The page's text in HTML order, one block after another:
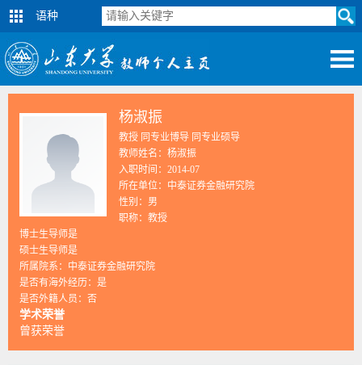
语种
杨淑振
教授 同专业博导 同专业硕导
教师姓名：杨淑振
入职时间：2014-07
所在单位：中泰证券金融研究院
性别：男
职称：教授
博士生导师是
硕士生导师是
所属院系：中泰证券金融研究院
是否有海外经历：是
是否外籍人员：否
学术荣誉
曾获荣誉